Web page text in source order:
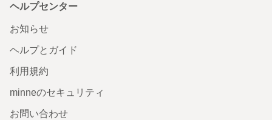
ヘルプセンター
お知らせ
ヘルプとガイド
利用規約
minneのセキュリティ
お問い合わせ